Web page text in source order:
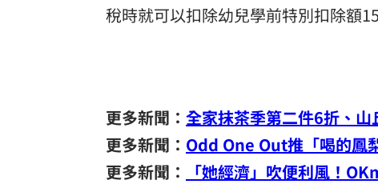
稅時就可以扣除幼兒學前特別扣除額
更多新聞： 全家抹茶季第二件6折、
更多新聞： Odd One Out推「喝的鳳
更多新聞：
「她經濟」吹便利風！